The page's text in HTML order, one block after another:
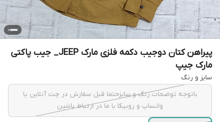
پیراهن کتان دوجیب دکمه فلزی مارک JEEP_ جیب پاکتی
مارک جیپ
سایز و رنگ
باتوجه توضحات رنگ و سایزحتما قبل سفارش در چت آنلاین یا
واتساپ و روبیکا با ما در ارتباط باشین